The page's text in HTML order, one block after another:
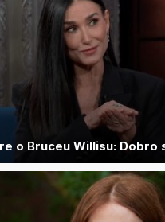
o Bruceu Willisu: Dobro